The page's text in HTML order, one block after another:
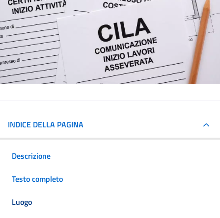
INDICE DELLA PAGINA
Descrizione
Testo completo
Luogo